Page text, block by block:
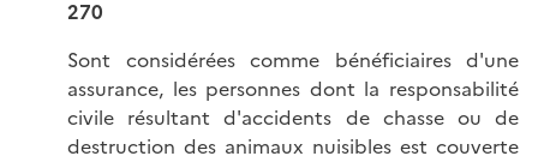
270
Sont considérées comme bénéficiaires d'une
assurance, les personnes dont la responsabilité
civile résultant d'accidents de chasse ou de
destruction des animaux nuisibles est couverte